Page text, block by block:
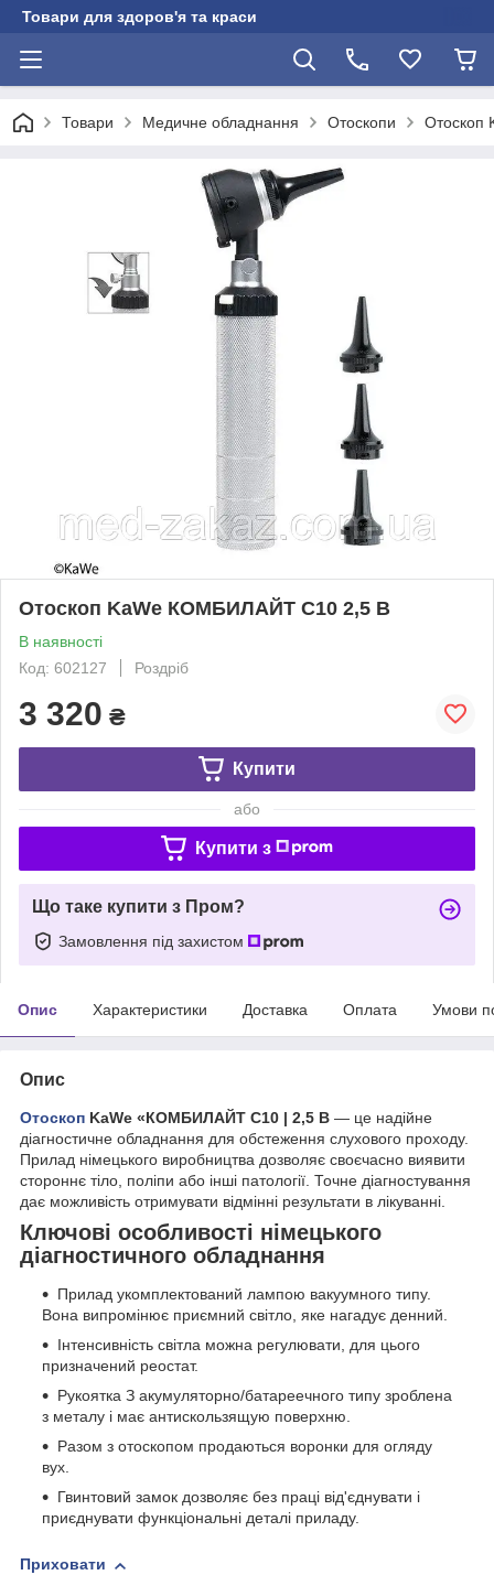
Товари для здоров'я та краси
Товари Медичне обладнання Отоскопи Отоскоп
Отоскоп KaWe КОМБИЛАЙТ C10 2,5 В
В наявності
Код: 602127
Роздріб
3 320 ₴
Купити
або
Купити з
Що таке купити з Пром?
Замовлення під захистом
Опис Характеристики Доставка Оплата Умови
Опис
Отоскоп KaWe «КОМБИЛАЙТ C10 | 2,5 В — це надійне
діагностичне обладнання для обстеження слухового проходу.
Прилад німецького виробництва дозволяє своєчасно виявити
стороннє тіло, поліпи або інші патології. Точне діагностування
дає можливість отримувати відмінні результати в лікуванні.
Ключові особливості німецького
діагностичного обладнання
Прилад укомплектований лампою вакуумного типу.
Вона випромінює приємний світло, яке нагадує денний.
Інтенсивність світла можна регулювати, для цього
призначений реостат.
Рукоятка З акумуляторно/батареечного типу зроблена
з металу і має антискользящую поверхню.
Разом з отоскопом продаються воронки для огляду
вух.
Гвинтовий замок дозволяє без праці від'єднувати і
приєднувати функціональні деталі приладу.
Приховати